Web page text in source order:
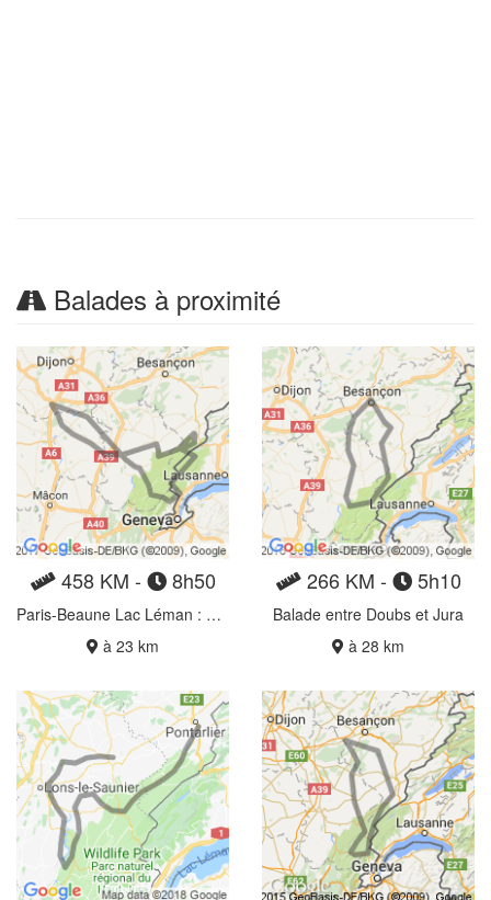
Balades à proximité
458 KM - 8h50
Paris-Beaune Lac Léman : Etape 2
à 23 km
266 KM - 5h10
Balade entre Doubs et Jura
à 28 km